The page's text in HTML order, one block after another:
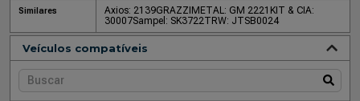
Similares Axios: 2139GRAZZIMETAL: GM 2221 KIT & CIA:
30007Sampel: SK3722TRW: JTSB0024
Veículos compatíveis